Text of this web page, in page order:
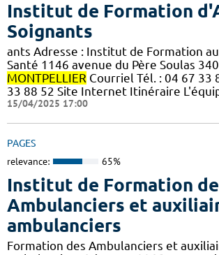
Institut de Formation
Soignants
ants Adresse : Institut de Formation
Santé 1146 avenue du Père Soulas
MONTPELLIER Courriel Tél. : 04 67 33
33 88 52 Site Internet Itinéraire
15/04/2025 17:00
PAGES
relevance: 65%
Institut de Formation
Ambulanciers et
ambulanciers
Formation des Ambulanciers et